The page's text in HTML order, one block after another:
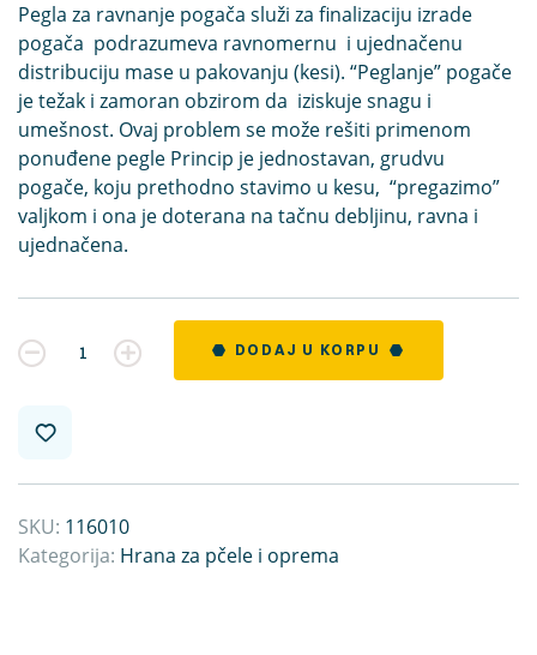
Pegla za ravnanje pogača služi za finalizaciju izrade
pogača podrazumeva ravnomernu i ujednačenu
distribuciju mase u pakovanju (kesi). “Peglanje” pogače
je težak i zamoran obzirom da iziskuje snagu i
umešnost. Ovaj problem se može rešiti primenom
ponuđene pegle Princip je jednostavan, grudvu
pogače, koju prethodno stavimo u kesu, “pregazimo”
valjkom i ona je doterana na tačnu debljinu, ravna i
ujednačena.
Kvantitet DODAJ U KORPU
SKU: 116010
Kategorija: Hrana za pčele i oprema